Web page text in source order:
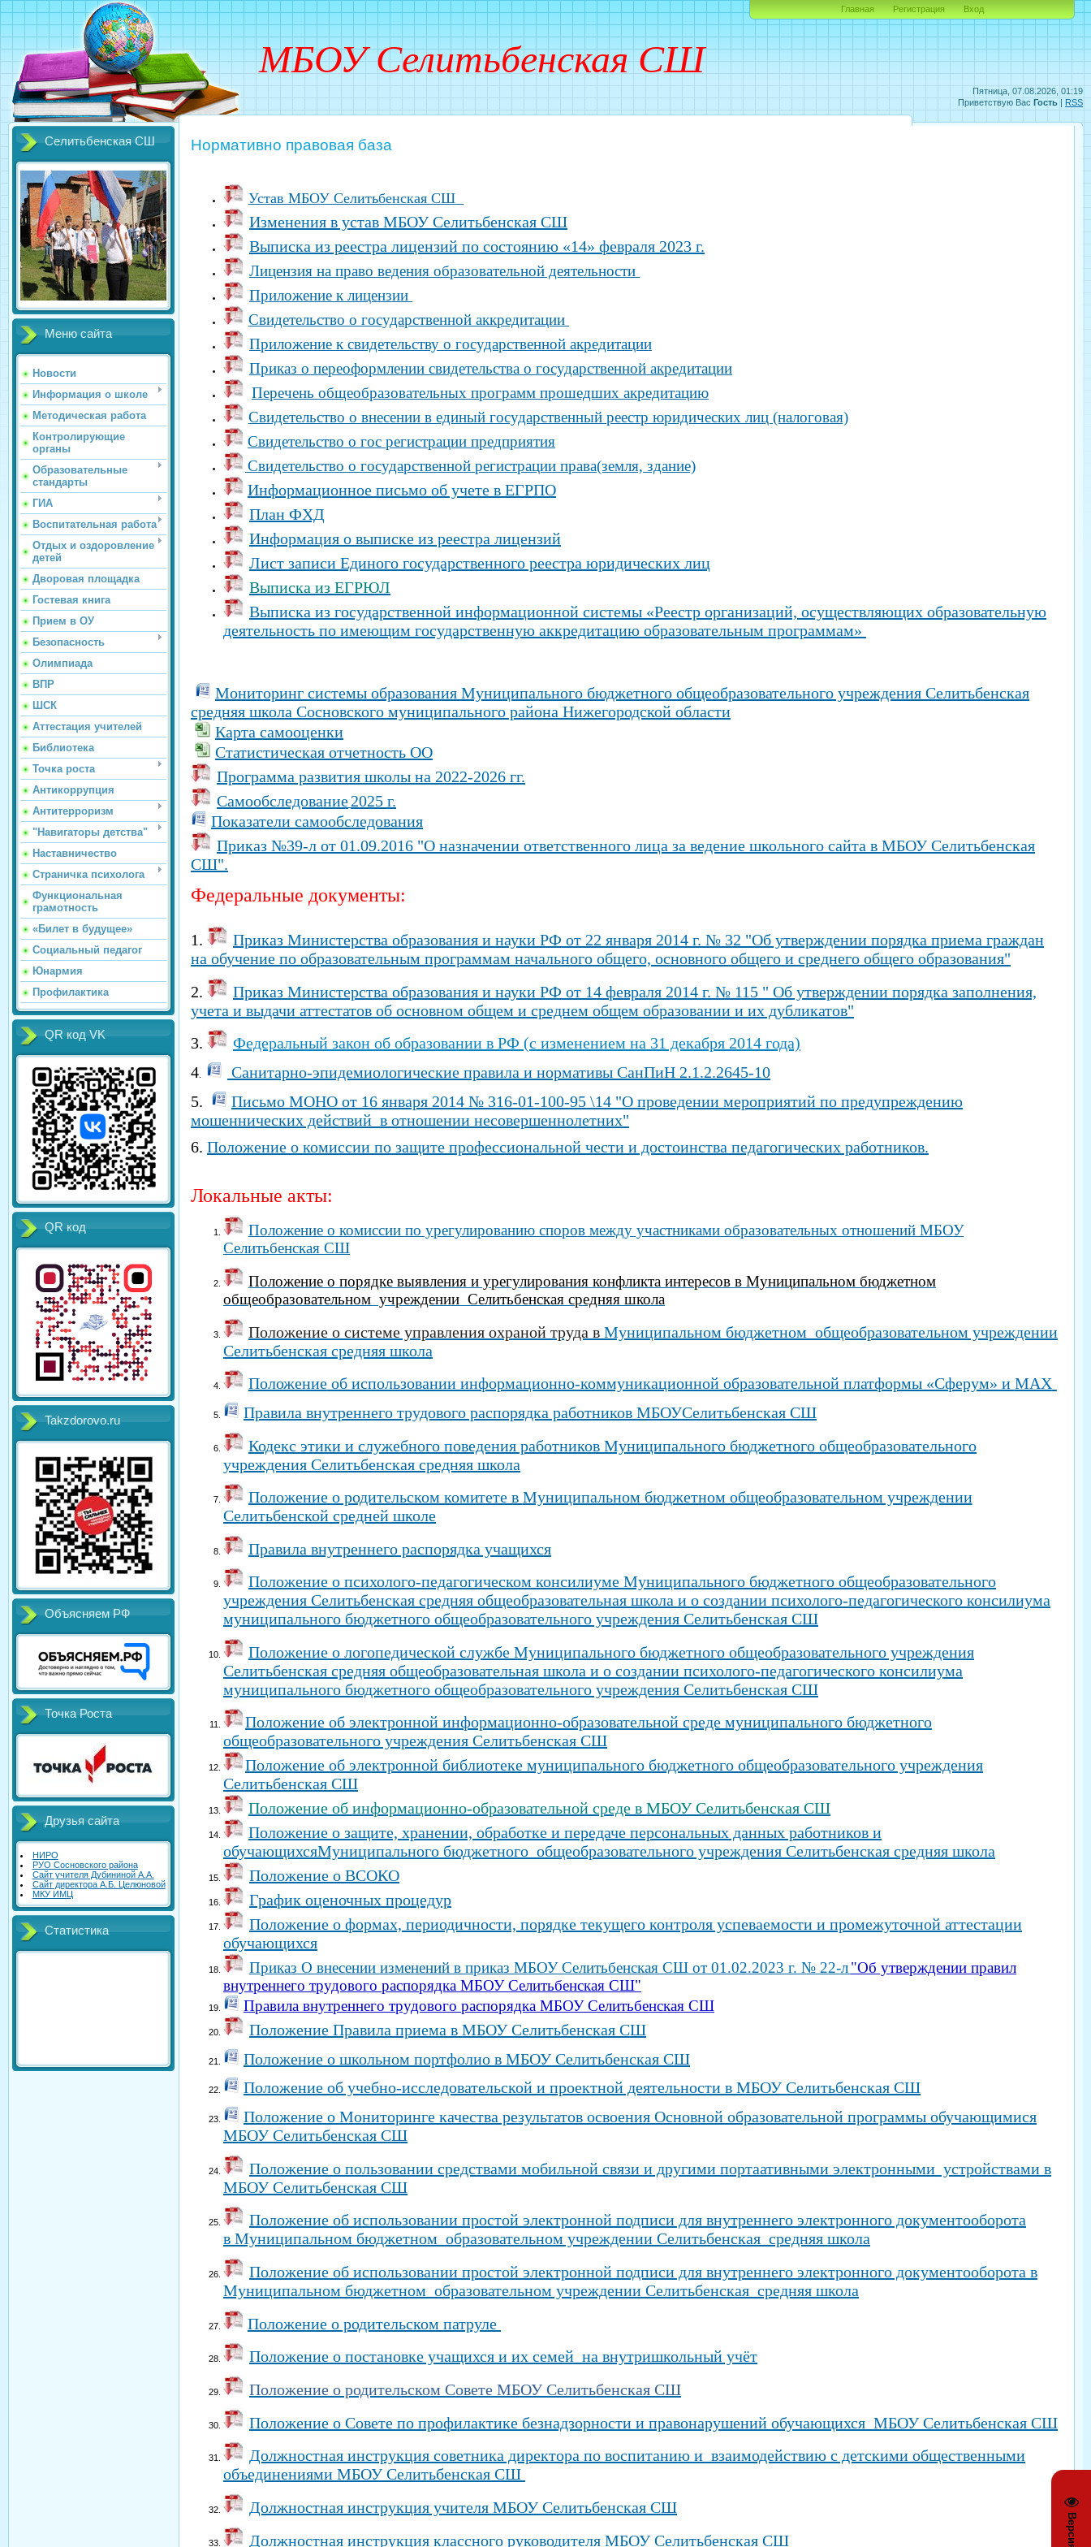
Пятница, 07.08.2026, 01:19
Приветствую Вас Гость | RSS
МБОУ Селитьбенская СШ
Главная Регистрация Вход
Селитьбенская СШ
Меню сайта
Новости
Информация о школе
Методическая работа
Контролирующие
органы
Образовательные
стандарты
ГИА
Воспитательная работа
Отдых и оздоровление
детей
Дворовая площадка
Гостевая книга
Прием в ОУ
Безопасность
Олимпиада
ВПР
ШСК
Аттестация учителей
Библиотека
Точка роста
Антикоррупция
Антитерроризм
"Навигаторы детства"
Наставничество
Страничка психолога
Функциональная
грамотность
«Билет в будущее»
Социальный педагог
Юнармия
Профилактика
QR код VK
QR код
Takzdorovo.ru
Объясняем РФ
Точка Роста
Друзья сайта
НИРО
РУО Сосновского района
Cайт учителя Дубининой А.А.
Cайт директора А.Б. Целюновой
МКУ ИМЦ
Статистика
Нормативно правовая база
Устав МБОУ Селитьбенская СШ
Изменения в устав МБОУ Селитьбенская СШ
Выписка из реестра лицензий по состоянию «14» февраля 2023 г.
Лицензия на право ведения образовательной деятельности
Приложение к лицензии
Свидетельство о государственной аккредитации
Приложение к свидетельству о государственной акредитации
Приказ о переоформлении свидетельства о государственной акредитации
Перечень общеобразовательных программ прошедших акредитацию
Свидетельство о внесении в единый государственный реестр юридических лиц (налоговая)
Свидетельство о гос регистрации предприятия
Свидетельство о государственной регистрации права(земля, здание)
Информационное письмо об учете в ЕГРПО
План ФХД
Информация о выписке из реестра лицензий
Лист записи Единого государственного реестра юридических лиц
Выписка из ЕГРЮЛ
Выписка из государственной информационной системы «Реестр организаций, осуществляющих образовательную
деятельность по имеющим государственную аккредитацию образовательным программам»
Мониторинг системы образования Муниципального бюджетного общеобразовательного учреждения Селитьбенская
средняя школа Сосновского муниципального района Нижегородской области
Карта самооценки
Статистическая отчетность ОО
Программа развития школы на 2022-2026 гг.
Самообследование2025 г.
Показатели самообследования
Приказ №39-л от 01.09.2016 "О назначении ответственного лица за ведение школьного сайта в МБОУ Селитьбенская
СШ".
Федеральные документы:
1.
Приказ Министерства образования и науки РФ от 22 января 2014 г. № 32 "Об утверждении порядка приема граждан
на обучение по образовательным программам начального общего, основного общего и среднего общего образования"
2.
Приказ Министерства образования и науки РФ от 14 февраля 2014 г. № 115 " Об утверждении порядка заполнения,
учета и выдачи аттестатов об основном общем и среднем общем образовании и их дубликатов"
3.
Федеральный закон об образовании в РФ (с изменением на 31 декабря 2014 года)
4
Санитарно-эпидемиологические правила и нормативы СанПиН 2.1.2.2645-10
5.
Письмо МОНО от 16 января 2014 № 316-01-100-95 \14 "О проведении мероприятий по предупреждению
мошеннических действий в отношении несовершеннолетних"
6. Положение о комиссии по защите профессиональной чести и достоинства педагогических работников.
Локальные акты:
Положение о комиссии по урегулированию споров между участниками образовательных отношений МБОУ
Селитьбенская СШ
Положение о порядке выявления и урегулирования конфликта интересов в Муниципальном бюджетном
общеобразовательном учреждении Селитьбенская средняя школа
Положение о системе управления охраной труда в Муниципальном бюджетном общеобразовательном учреждении
Селитьбенская средняя школа
Положениеоб использовании информационно-коммуникационной образовательной платформы «Сферум» и MAX
Правила внутреннего трудового распорядка работников МБОУСелитьбенская СШ
Кодекс этики и служебного поведения работников Муниципального бюджетного общеобразовательного
учреждения Селитьбенская средняя школа
Положение о родительском комитете в Муниципальном бюджетном общеобразовательном учреждении
Селитьбенской средней школе
Правила внутреннего распорядка учащихся
Положение о психолого-педагогическом консилиуме Муниципального бюджетного общеобразовательного
учреждения Селитьбенская средняя общеобразовательная школа и о создании психолого-педагогического консилиума
муниципального бюджетного общеобразовательного учреждения Селитьбенская СШ
Положение о логопедической службе Муниципального бюджетного общеобразовательного учреждения
Селитьбенская средняя общеобразовательная школа и о создании психолого-педагогического консилиума
муниципального бюджетного общеобразовательного учреждения Селитьбенская СШ
Положение об электронной информационно-образовательной среде муниципального бюджетного
общеобразовательного учреждения Селитьбенская СШ
Положение об электронной библиотеке муниципального бюджетного общеобразовательного учреждения
Селитьбенская СШ
Положение об информационно-образовательной среде в МБОУ Селитьбенская СШ
Положение о защите, хранении, обработке и передаче персональных данных работников и
обучающихсяМуниципального бюджетного общеобразовательного учреждения Селитьбенская средняя школа
Положение о ВСОКО
График оценочных процедур
Положение о формах, периодичности, порядке текущего контроля успеваемости и промежуточной аттестации
обучающихся
Приказ О внесении изменений в приказ МБОУ Селитьбенская СШ от 01.02.2023 г. № 22-л"Об утверждении правил
внутреннего трудового распорядка МБОУ Селитьбенская СШ"
Правила внутреннего трудового распорядка МБОУ Селитьбенская СШ
Положение Правила приема в МБОУ Селитьбенская СШ
Положение о школьном портфолио в МБОУ Селитьбенская СШ
Положение об учебно-исследовательской и проектной деятельности в МБОУ Селитьбенская СШ
Положение о Мониторинге качества результатов освоения Основной образовательной программы обучающимися
МБОУ Селитьбенская СШ
Положение о пользовании средствами мобильной связи и другими портаативными электронными устройствами в
МБОУ Селитьбенская СШ
Положение об использовании простой электронной подписи для внутреннего электронного документооборота
в Муниципальном бюджетном образовательном учреждении Селитьбенская средняя школа
Положение об использовании простой электронной подписи для внутреннего электронного документооборота в
Муниципальном бюджетном образовательном учреждении Селитьбенская средняя школа
Положение о родительском патруле
Положение о постановке учащихся и их семей на внутришкольный учёт
Положение о родительском Совете МБОУ Селитьбенская СШ
Положение о Совете по профилактике безнадзорности и правонарушений обучающихся МБОУ Селитьбенская СШ
Должностная инструкция советника директора по воспитанию и взаимодействию с детскими общественными
объединениями МБОУ Селитьбенская СШ
Должностная инструкция учителя МБОУ Селитьбенская СШ
Должностная инструкция классного руководителя МБОУ Селитьбенская СШ